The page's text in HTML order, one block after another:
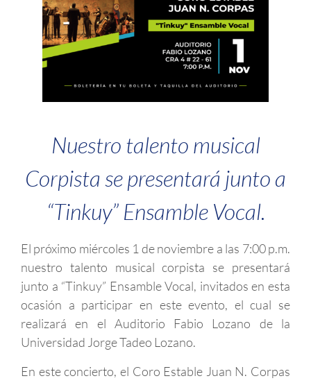
Nuestro talento musical
Corpista se presentará junto a
“Tinkuy” Ensamble Vocal.
El próximo miércoles 1 de noviembre a las 7:00 p.m.
nuestro talento musical corpista se presentará
junto a “Tinkuy” Ensamble Vocal, invitados en esta
ocasión a participar en este evento, el cual se
realizará en el Auditorio Fabio Lozano de la
Universidad Jorge Tadeo Lozano.
En este concierto, el Coro Estable Juan N. Corpas